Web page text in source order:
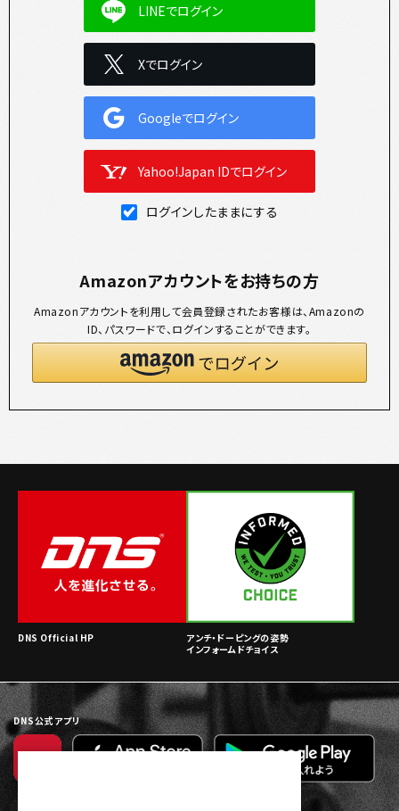
LINEでログイン
Xでログイン
Googleでログイン
Yahoo!Japan IDでログイン
ログインしたままにする
Amazonアカウントをお持ちの方
Amazonアカウントを利用して会員登録されたお客様は、Amazonの
ID、パスワードで、ログインすることができます。
DNS Official HP
アンチ・ドーピングの姿勢
インフォームドチョイス
DNS公式アプリ